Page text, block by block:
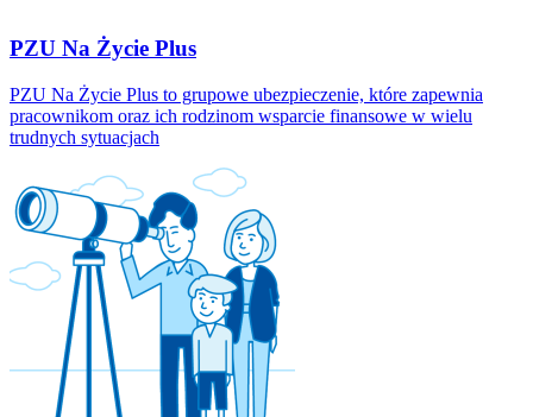
PZU Na Życie Plus
PZU Na Życie Plus to grupowe ubezpieczenie, które zapewnia
pracownikom oraz ich rodzinom wsparcie finansowe w wielu
trudnych sytuacjach